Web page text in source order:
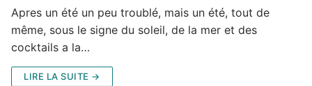
Apres un été un peu troublé, mais un été, tout de
même, sous le signe du soleil, de la mer et des
cocktails a la…
LIRE LA SUITE →